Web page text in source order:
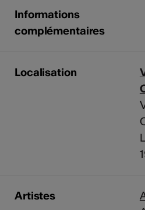
Informations
complémentaires
Localisation
Artistes